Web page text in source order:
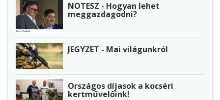
NOTESZ - Hogyan lehet
meggazdagodni?
JEGYZET - Mai világunkról
Országos díjasok a kocséri
kertművelőink!